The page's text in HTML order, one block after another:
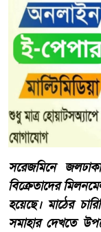
সরেজমিনে
বিক্রেতাদের
হয়েছে। মাঠের
সমাহার দেখতে